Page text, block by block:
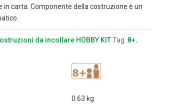
in carta. Componente della costruzione è un
da incollare HOBBY KITTag: 8+,
0.63 kg